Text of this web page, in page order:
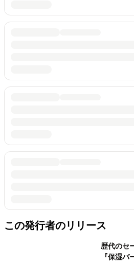
この発行者のリリース
歴代のセ
『保湿